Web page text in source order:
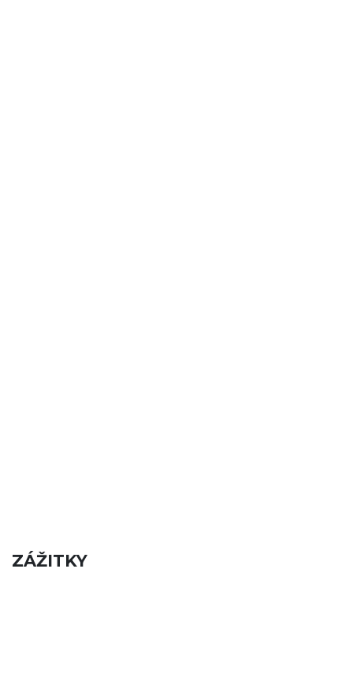
ZÁŽITKY